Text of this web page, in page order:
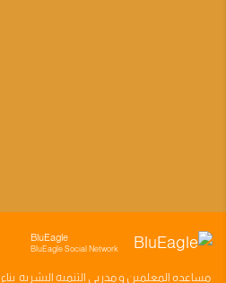
BluEagle
BluEagle Social Network
مساعده المعلمين ومدربي التنميه البشريه بناء